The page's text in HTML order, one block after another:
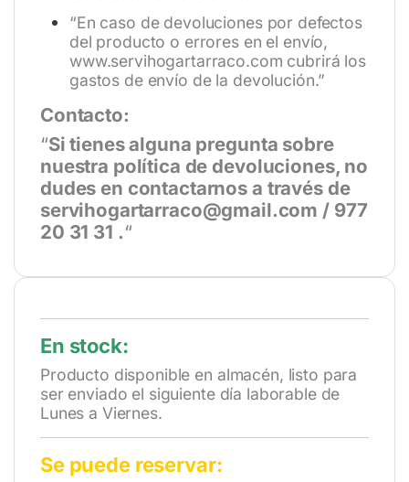
“En caso de devoluciones por defectos
del producto o errores en el envío,
www.servihogartarraco.com cubrirá los
gastos de envío de la devolución.”
Contacto:
“Si tienes alguna pregunta sobre
nuestra política de devoluciones, no
dudes en contactarnos a través de
servihogartarraco@gmail.com / 977
20 31 31 .“
En stock:
Producto disponible en almacén, listo para
ser enviado el siguiente día laborable de
Lunes a Viernes.
Se puede reservar: